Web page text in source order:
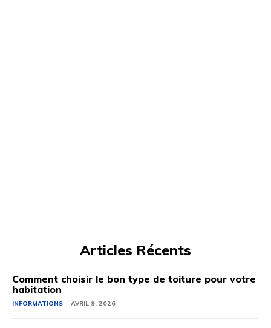
Articles Récents
Comment choisir le bon type de toiture pour votre
habitation
INFORMATIONS AVRIL 9, 2026